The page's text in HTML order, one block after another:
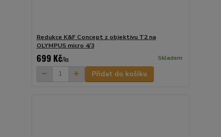
Redukce K&F Concept z objektivu T2 na
OLYMPUS micro 4/3
699 Kč/ks Skladem
Přidat do košíku